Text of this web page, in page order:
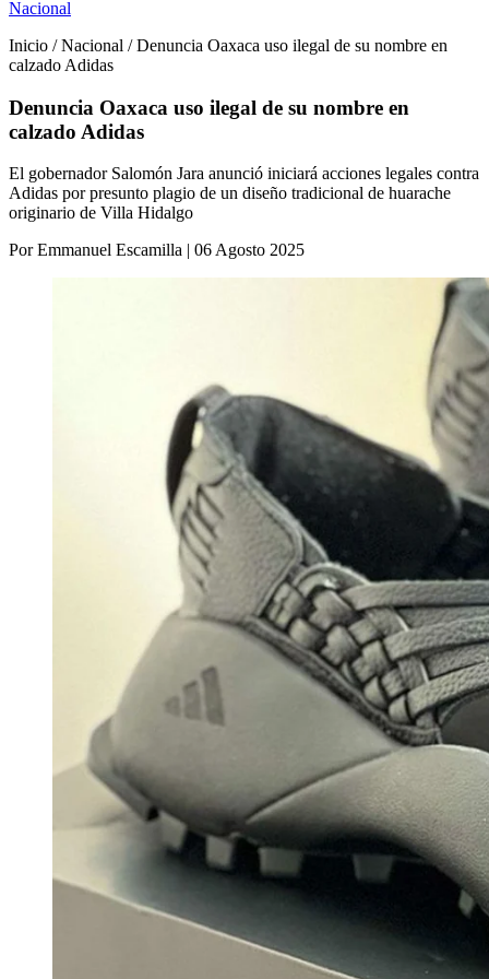
Nacional
Inicio / Nacional / Denuncia Oaxaca uso ilegal de su nombre en
calzado Adidas
Denuncia Oaxaca uso ilegal de su nombre en
calzado Adidas
El gobernador Salomón Jara anunció iniciará acciones legales contra
Adidas por presunto plagio de un diseño tradicional de huarache
originario de Villa Hidalgo
Por Emmanuel Escamilla | 06 Agosto 2025